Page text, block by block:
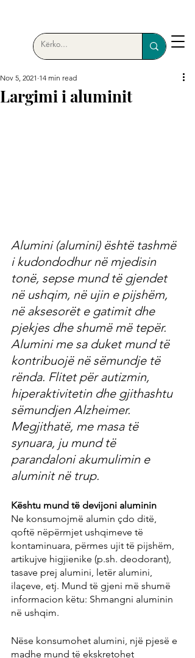
Largimi i aluminit
Nov 5, 2021 14 min read
Alumini (alumini) është tashmë
i kudondodhur në mjedisin
tonë, sepse mund të gjendet
në ushqim, në ujin e pijshëm,
në aksesorët e gatimit dhe
pjekjes dhe shumë më tepër.
Alumini me sa duket mund të
kontribuojë në sëmundje të
rënda. Flitet për autizmin,
hiperaktivitetin dhe gjithashtu
sëmundjen Alzheimer.
Megjithatë, me masa të
synuara, ju mund të
parandaloni akumulimin e
aluminit në trup.
Kështu mund të devijoni aluminin
Ne konsumojmë alumin çdo ditë,
qoftë nëpërmjet ushqimeve të
kontaminuara, përmes ujit të pijshëm,
artikujve higjienike (p.sh. deodorant),
tasave prej alumini, letër alumini,
ilaçeve, etj. Mund të gjeni më shumë
informacion këtu: Shmangni aluminin
në ushqim.
Nëse konsumohet alumini, një pjesë e
madhe mund të ekskretohet